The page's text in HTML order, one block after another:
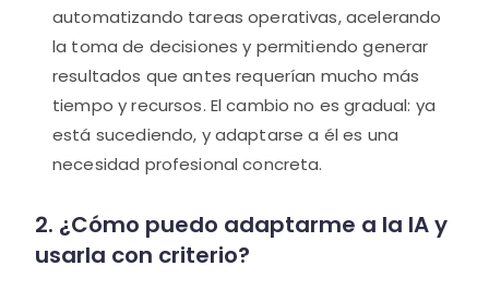
automatizando tareas operativas, acelerando
la toma de decisiones y permitiendo generar
resultados que antes requerían mucho más
tiempo y recursos. El cambio no es gradual: ya
está sucediendo, y adaptarse a él es una
necesidad profesional concreta.
2. ¿Cómo puedo adaptarme a la IA y
usarla con criterio?